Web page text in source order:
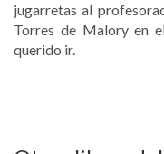
jugarretas al
Torres de Malory en
querido ir.